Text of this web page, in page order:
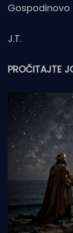
Gospodinovo
J.T.
PROČITAJTE